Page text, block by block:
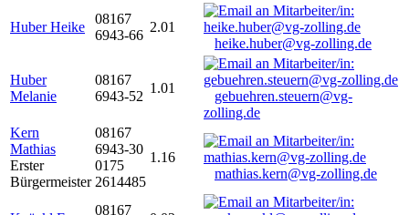
Huber Heike
08167
6943-66
2.01
heike.huber@vg-zolling.de
Huber
Melanie
08167
6943-52
1.01
gebuehren.steuern@vg-
zolling.de
Kern
Mathias
Erster
Bürgermeister
08167
6943-30
0175
2614485
1.16
mathias.kern@vg-zolling.de
08167